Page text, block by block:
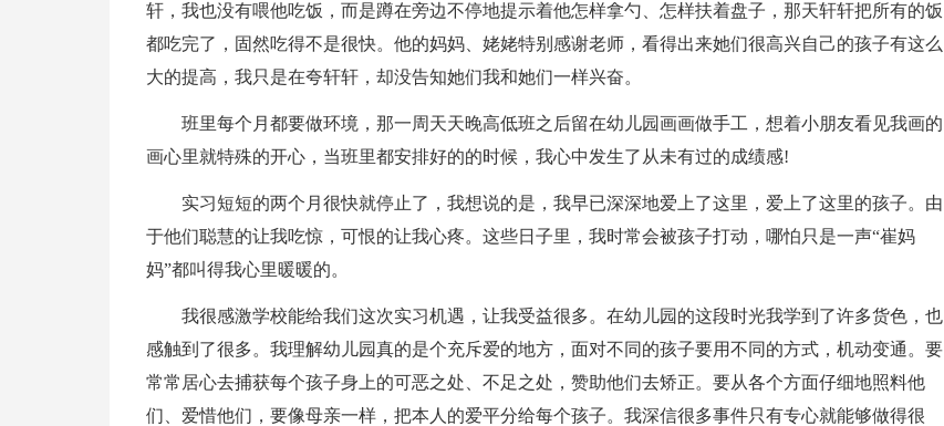
轩，我也没有喂他吃饭，而是蹲在旁边不停地提示着他怎样拿勺、怎样扶着盘子，那天轩轩把所有的饭
都吃完了，固然吃得不是很快。他的妈妈、姥姥特别感谢老师，看得出来她们很高兴自己的孩子有这么
大的提高，我只是在夸轩轩，却没告知她们我和她们一样兴奋。
班里每个月都要做环境，那一周天天晚高低班之后留在幼儿园画画做手工，想着小朋友看见我画的
画心里就特殊的开心，当班里都安排好的的时候，我心中发生了从未有过的成绩感!
实习短短的两个月很快就停止了，我想说的是，我早已深深地爱上了这里，爱上了这里的孩子。由
于他们聪慧的让我吃惊，可恨的让我心疼。这些日子里，我时常会被孩子打动，哪怕只是一声“崔妈
妈”都叫得我心里暖暖的。
我很感激学校能给我们这次实习机遇，让我受益很多。在幼儿园的这段时光我学到了许多货色，也
感触到了很多。我理解幼儿园真的是个充斥爱的地方，面对不同的孩子要用不同的方式，机动变通。要
常常居心去捕获每个孩子身上的可恶之处、不足之处，赞助他们去矫正。要从各个方面仔细地照料他
们、爱惜他们，要像母亲一样，把本人的爱平分给每个孩子。我深信很多事件只有专心就能够做得很